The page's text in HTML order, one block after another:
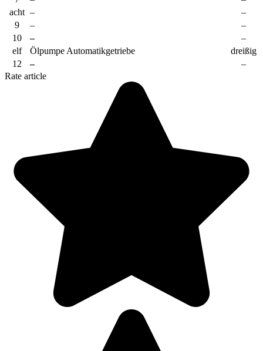
acht –
–
9
–
–
10
–
–
elf
Ölpumpe Automatikgetriebe
dreißig
12
–
–
Rate article